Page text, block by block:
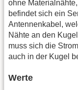
ohne
befindet sich ein
Antennenkabel,
Nähte an den
muss sich die
auch in der Kugel
Werte